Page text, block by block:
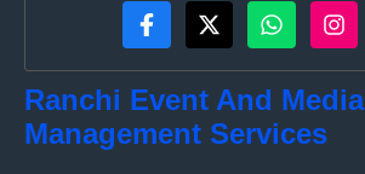
Ranchi Event And Media
Management Services